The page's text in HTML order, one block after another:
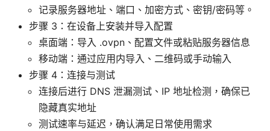
记录服务器地址、端口、加密方式、密钥/密码等。
步骤 3：在设备上安装并导入配置
桌面端：导入 .ovpn、配置文件或粘贴服务器信息
移动端：通过应用内导入、二维码或手动输入
步骤 4：连接与测试
连接后进行 DNS 泄漏测试、IP 地址检测，确保已
隐藏真实地址
测试速率与延迟，确认满足日常使用需求